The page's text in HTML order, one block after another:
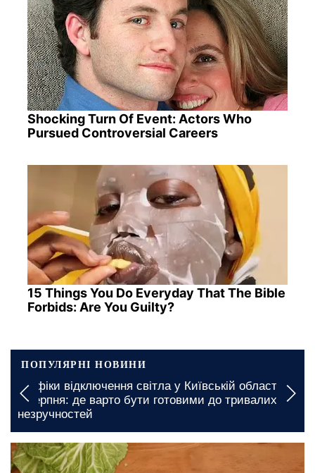
Shocking Turn Of Event: Actors Who
Pursued Controversial Careers
15 Things You Do Everyday That The Bible
Forbids: Are You Guilty?
ПОПУЛЯРНІ НОВИНИ
у Київській області на
готовими до тривалих
Електрики довго не
пункти, де вводять
13 травня, 12:40